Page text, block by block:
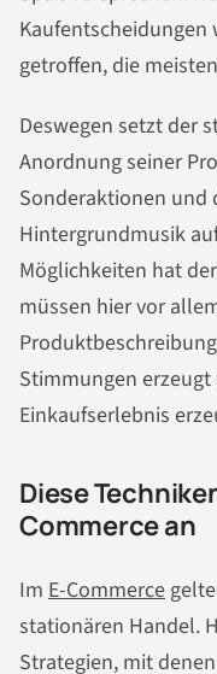
Kaufentscheidungen
getroffen, die
Deswegen setzt der
Anordnung seiner
Sonderaktionen und
Hintergrundmusik
Möglichkeiten hat der
müssen hier vor
Stimmungen
Einkaufserlebnis
Diese
Commerce an
Im E-Commerce
stationären Handel.
Strategien, mit